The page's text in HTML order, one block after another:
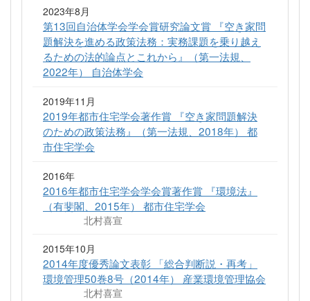
2023年8月
第13回自治体学会学会賞研究論文賞 『空き家問
題解決を進める政策法務：実務課題を乗り越え
るための法的論点とこれから』（第一法規、
2022年） 自治体学会
2019年11月
2019年都市住宅学会著作賞 『空き家問題解決
のための政策法務』（第一法規、2018年） 都
市住宅学会
2016年
2016年都市住宅学会学会賞著作賞 『環境法』
（有斐閣、2015年） 都市住宅学会
北村喜宣
2015年10月
2014年度優秀論文表彰 「総合判断説・再考」
環境管理50巻8号（2014年） 産業環境管理協会
北村喜宣